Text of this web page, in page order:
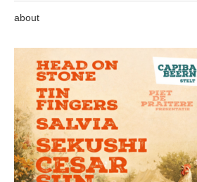
about